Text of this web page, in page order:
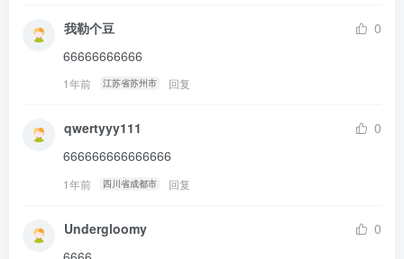
我勒个豆
0
66666666666
1年前 江苏省苏州市 回复
qwertyyy111
0
666666666666666
1年前 四川省成都市 回复
Undergloomy
0